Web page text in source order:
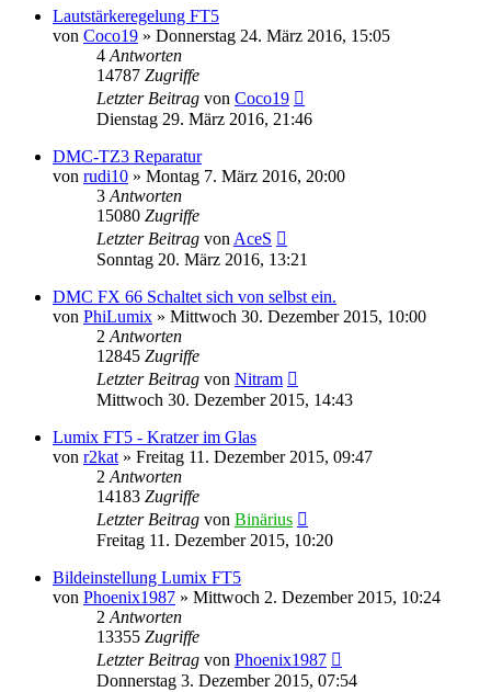
Lautstärkeregelung FT5
von Coco19 » Donnerstag 24. März 2016, 15:05
4 Antworten
14787 Zugriffe
Letzter Beitrag von Coco19
Dienstag 29. März 2016, 21:46
DMC-TZ3 Reparatur
von rudi10 » Montag 7. März 2016, 20:00
3 Antworten
15080 Zugriffe
Letzter Beitrag von AceS
Sonntag 20. März 2016, 13:21
DMC FX 66 Schaltet sich von selbst ein.
von PhiLumix » Mittwoch 30. Dezember 2015, 10:00
2 Antworten
12845 Zugriffe
Letzter Beitrag von Nitram
Mittwoch 30. Dezember 2015, 14:43
Lumix FT5 - Kratzer im Glas
von r2kat » Freitag 11. Dezember 2015, 09:47
2 Antworten
14183 Zugriffe
Letzter Beitrag von Binärius
Freitag 11. Dezember 2015, 10:20
Bildeinstellung Lumix FT5
von Phoenix1987 » Mittwoch 2. Dezember 2015, 10:24
2 Antworten
13355 Zugriffe
Letzter Beitrag von Phoenix1987
Donnerstag 3. Dezember 2015, 07:54